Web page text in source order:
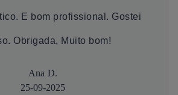
E bom profissional. Gostei
Obrigada, Muito bom!
Ana D.
25-09-2025